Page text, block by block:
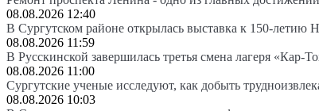
08.08.2026 12:40
В Сургутском районе открылась выставка к 150-летию
08.08.2026 11:59
В Русскинской завершилась третья смена лагеря «Кар-
08.08.2026 11:00
Сургутские ученые исследуют, как добыть
08.08.2026 10:03